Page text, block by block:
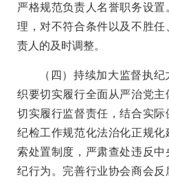
严格规范负责人名誉职务设
理，对不符合条件以及不胜
责人的及时调整。
（四）持续加大监督执
织要切实履行全面从严治党
切实履行监督责任，结合实
纪检工作规范化法治化正规
索处置制度，严肃查处违反
纪行为。完善行业协会商会